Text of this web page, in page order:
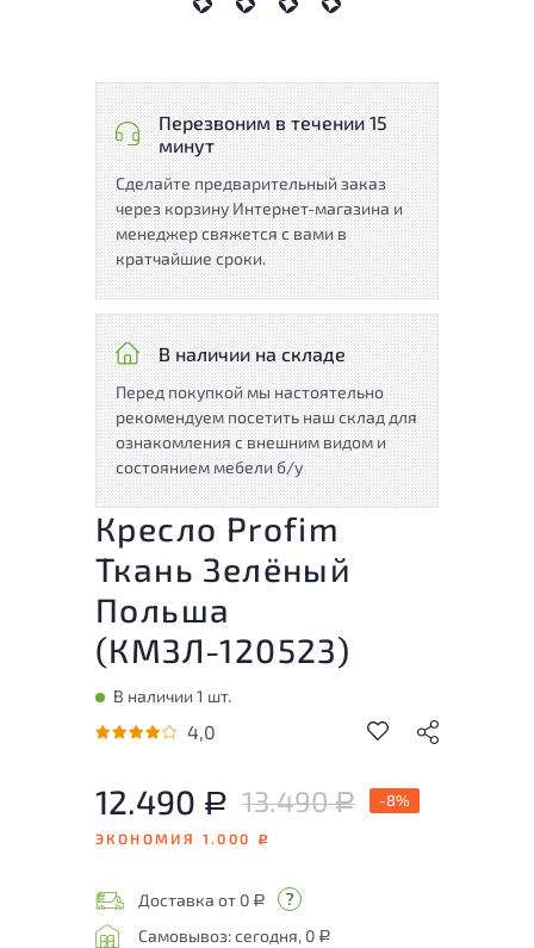
Перезвоним в течении 15
минут
Сделайте предварительный заказ
через корзину Интернет-магазина и
менеджер свяжется с вами в
кратчайшие сроки.
В наличии на складе
Перед покупкой мы настоятельно
рекомендуем посетить наш склад для
ознакомления с внешним видом и
состоянием мебели б/у
Кресло Profim
Ткань Зелёный
Польша
(КМЗЛ-120523)
В наличии 1 шт.
4,0
12.490 Р 13.490Р -8%
ЭКОНОМИЯ 1.000 Р
Доставка от 0 Р
Самовывоз: сегодня, 0 Р